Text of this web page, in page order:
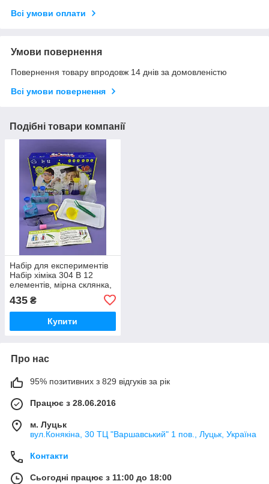
Всі умови оплати
Умови повернення
Повернення товару впродовж 14 днів за домовленістю
Всі умови повернення
Подібні товари компанії
Набір для експериментів
Набір хіміка 304 B 12
елементів, мірна склянка,
лійка, піпетка, лупа, пінцет
435 ₴
Купити
Про нас
95% позитивних з 829 відгуків за рік
Працює з 28.06.2016
м. Луцьк
вул.Конякіна, 30 ТЦ "Варшавський" 1 пов., Луцьк, Україна
Контакти
Сьогодні працює з 11:00 до 18:00